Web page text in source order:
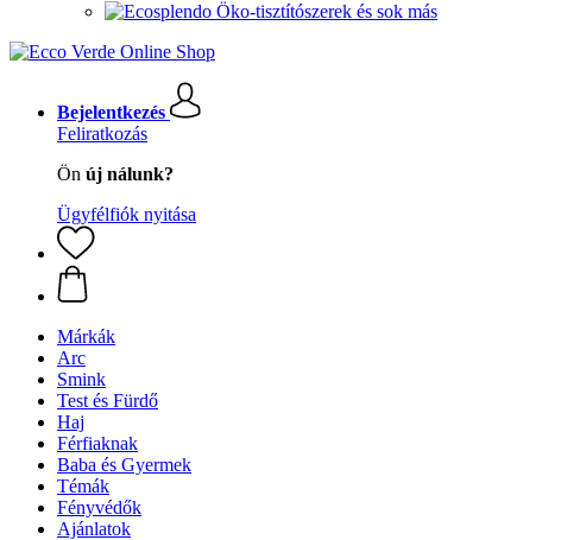
Öko-tisztítószerek és sok más
Bejelentkezés
Feliratkozás
Ön új nálunk?
Ügyfélfiók nyitása
Márkák
Arc
Smink
Test és Fürdő
Haj
Férfiaknak
Baba és Gyermek
Témák
Fényvédők
Ajánlatok